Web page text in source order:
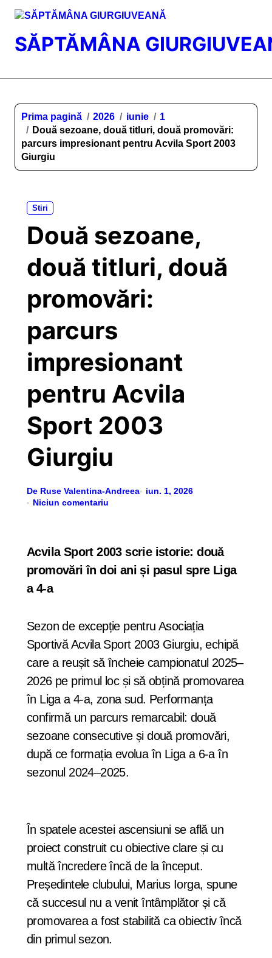
conținut
SĂPTĂMÂNA
Prima pagină 2026 iunie
1
Două sezoane, două titluri, două promovări:
parcurs impresionant pentru Acvila Sport 2003
Giurgiu
Stiri
Două sezoane,
două titluri, două
promovări:
parcurs
impresionant
pentru Acvila
Sport 2003
Giurgiu
De Ruse Valentina-Andreea
iun. 1, 2026
Niciun comentariu
Acvila Sport 2003 scrie istorie: două
promovări în doi ani și pasul spre Liga
a 4-a
Sezon de excepție pentru Asociația
Sportivă Acvila Sport 2003 Giurgiu, echipă
care a reușit să încheie campionatul 2025–
2026 pe primul loc și să obțină promovarea
în Liga a 4-a, zona sud. Performanța
confirmă un parcurs remarcabil: două
sezoane consecutive și două promovări,
după ce formația evolua în Liga a 6-a în
sezonul 2024–2025.
În spatele acestei ascensiuni se află un
proiect construit cu obiective clare și cu
multă încredere încă de la început.
Președintele clubului, Marius Iorga, spune
că succesul nu a venit întâmplător și că
promovarea a fost stabilită ca obiectiv încă
din primul sezon.